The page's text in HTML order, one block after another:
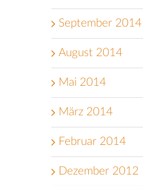
September 2014
August 2014
Mai 2014
März 2014
Februar 2014
Dezember 2012